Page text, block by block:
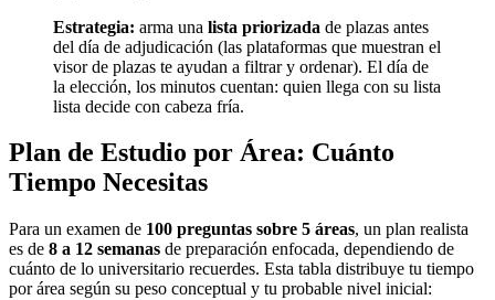
Estrategia: arma una lista priorizada de plazas antes
del día de adjudicación (las plataformas que muestran el
visor de plazas te ayudan a filtrar y ordenar). El día de
la elección, los minutos cuentan: quien llega con su lista
lista decide con cabeza fría.
Plan de Estudio por Área: Cuánto
Tiempo Necesitas
Para un examen de 100 preguntas sobre 5 áreas, un plan realista
es de 8 a 12 semanas de preparación enfocada, dependiendo de
cuánto de lo universitario recuerdes. Esta tabla distribuye tu tiempo
por área según su peso conceptual y tu probable nivel inicial: